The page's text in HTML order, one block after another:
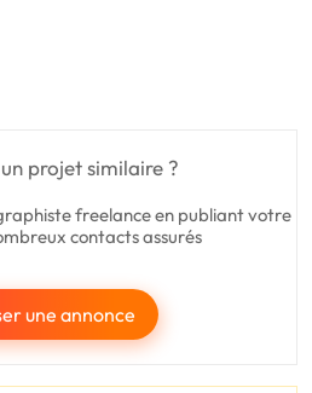
projet similaire ?
freelance en publiant votre
contacts assurés
une annonce